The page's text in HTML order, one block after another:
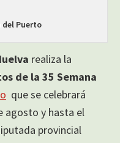
del Puerto
realiza la
de la 35 Semana
que se celebrará
agosto y hasta el
provincial